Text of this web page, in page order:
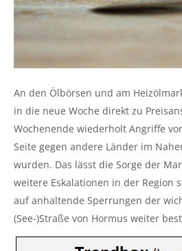
An den Ölbörsen und am
in die neue Woche direkt zu
Wochenende wiederholt Angriffe
Seite gegen andere Länder im
wurden. Das lässt die Sorge der
weitere Eskalationen in der Region
auf anhaltende Sperrungen der
(See-)Straße von Hormus weiter